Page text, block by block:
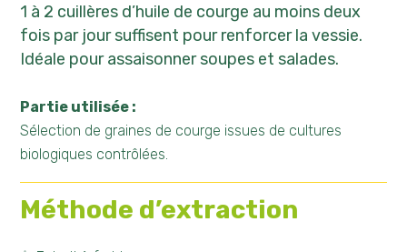
1 à 2 cuillères d’huile de courge au moins deux
fois par jour suffisent pour renforcer la vessie.
Idéale pour assaisonner soupes et salades.
Partie utilisée :
Sélection de graines de courge issues de cultures
biologiques contrôlées.
Méthode d’extraction